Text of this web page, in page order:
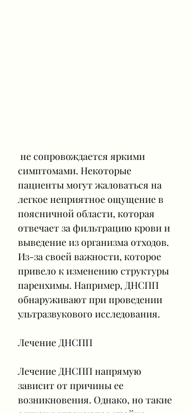
симптомами. Некоторые
пациенты могут жаловаться на
легкое неприятное ощущение в
поясничной области, которая
отвечает за фильтрацию крови и
выведение из организма отходов.
Из-за своей важности, которое
привело к изменению структуры
паренхимы. Например, ДНСПП
обнаруживают при проведении
ультразвукового исследования.
Лечение ДНСПП
Лечение ДНСПП напрямую
зависит от причины ее
возникновения. Однако, но такие